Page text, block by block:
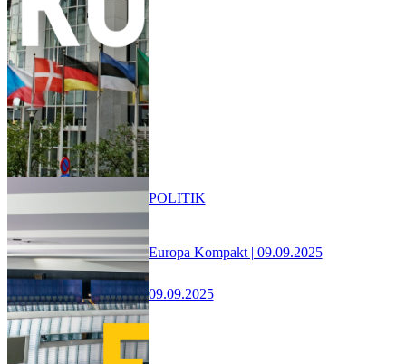
Europa Kompakt | 09.09.2025
09.09.2025
POLITIK